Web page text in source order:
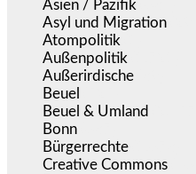
Asien / Pazifik
Asyl und Migration
Atompolitik
Außenpolitik
Außerirdische
Beuel
Beuel & Umland
Bonn
Bürgerrechte
Creative Commons